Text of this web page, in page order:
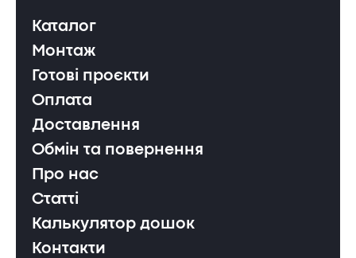
Каталог
Монтаж
Готові проєкти
Оплата
Доставлення
Обмін та повернення
Про нас
Статті
Калькулятор дошок
Контакти